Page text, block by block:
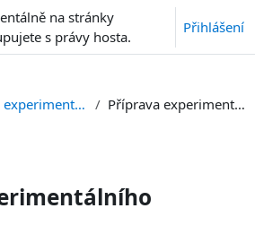
na stránky
s právy hosta.
Přihlášení
Příprava experimentálního prostředí Příprava experimentálního prostředí